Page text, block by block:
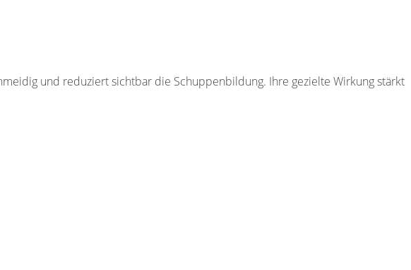
und reduziert sichtbar die Schuppenbildung. Ihre gezielte Wirkung stärkt